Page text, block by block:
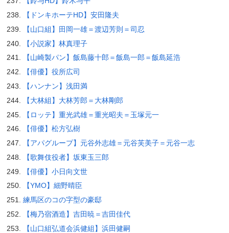
【ドンキホーテHD】安田隆夫
【山口組】田岡一雄＝渡辺芳則＝司忍
【小説家】林真理子
【山崎製パン】飯島藤十郎＝飯島一郎＝飯島延浩
【俳優】役所広司
【ハンナン】浅田満
【大林組】大林芳郎＝大林剛郎
【ロッテ】重光武雄＝重光昭夫＝玉塚元一
【俳優】松方弘樹
【アパグループ】元谷外志雄＝元谷芙美子＝元谷一志
【歌舞伎役者】坂東玉三郎
【俳優】小日向文世
【YMO】細野晴臣
練馬区のコの字型の豪邸
【梅乃宿酒造】吉田暁＝吉田佳代
【山口組弘道会浜健組】浜田健嗣